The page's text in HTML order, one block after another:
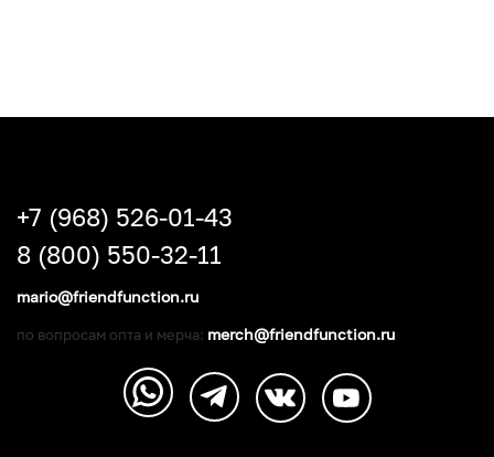
+7 (968) 526-01-43
8 (800) 550-32-11
mario@friendfunction.ru
по вопросам опта и мерча: merch@friendfunction.ru